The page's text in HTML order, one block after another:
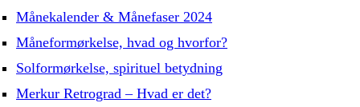
Månekalender & Månefaser 2024
Måneformørkelse, hvad og hvorfor?
Solformørkelse, spirituel betydning
Merkur Retrograd – Hvad er det?